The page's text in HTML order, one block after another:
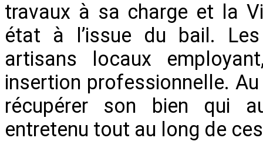
travaux à sa charge et la
état à l’issue du bail.
artisans locaux
insertion professionnelle.
récupérer son bien qui
entretenu tout au long de